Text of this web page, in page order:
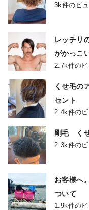
3k件のビ
レッチリ
がかっこ
2.7k件の
くせ毛の
セント
2.4k件の
剛毛 く
2.3k件の
お客様へ
ついて
1.9k件の